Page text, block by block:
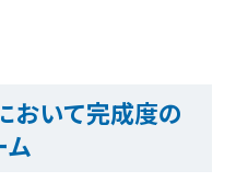
いて完成度の
ム